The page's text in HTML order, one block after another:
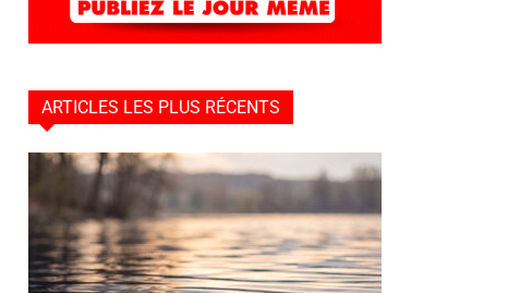
ARTICLES LES PLUS RÉCENTS